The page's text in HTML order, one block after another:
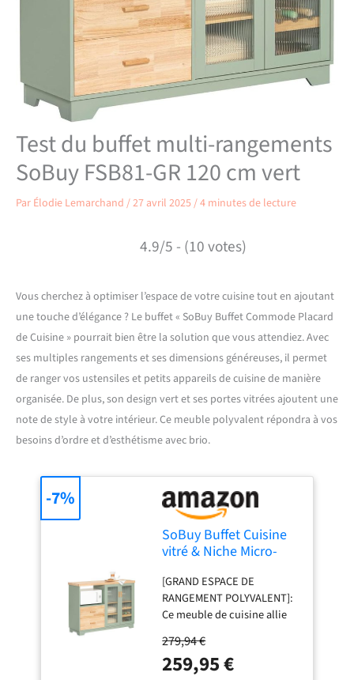
Test du buffet multi-rangements
SoBuy FSB81-GR 120 cm vert
Par Élodie Lemarchand /27 avril 2025/4 minutes de lecture
4.9/5 - (10 votes)
Vous cherchez à optimiser l’espace de votre cuisine tout en ajoutant
une touche d’élégance ? Le buffet « SoBuy Buffet Commode Placard
de Cuisine » pourrait bien être la solution que vous attendiez. Avec
ses multiples rangements et ses dimensions généreuses, il permet
de ranger vos ustensiles et petits appareils de cuisine de manière
organisée. De plus, son design vert et ses portes vitrées ajoutent une
note de style à votre intérieur. Ce meuble polyvalent répondra à vos
besoins d’ordre et d’esthétisme avec brio.
SoBuy Buffet Cuisine
vitré & Niche Micro-
pour Cuisine
[GRAND ESPACE DE
RANGEMENT POLYVALENT]:
Ce meuble de cuisine allie
tiroirs – idéal pour la
vaisselle, les verres et les
279,94 €
259,95 €
-7%